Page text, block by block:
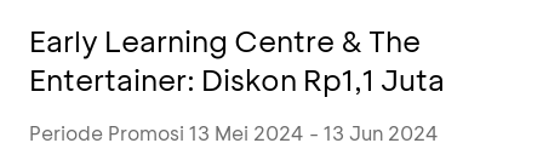
Early Learning Centre & The
Entertainer: Diskon Rp1,1 Juta
Periode Promosi 13 Mei 2024 - 13 Jun 2024